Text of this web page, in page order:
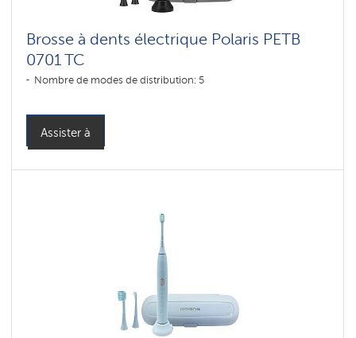
Brosse à dents électrique Polaris PETB
0701 TC
Nombre de modes de distribution: 5
Assister à